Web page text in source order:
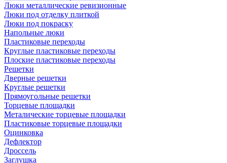
Люки металлические ревизионные
Люки под отделку плиткой
Люки под покраску
Напольные люки
Пластиковые переходы
Круглые пластиковые переходы
Плоские пластиковые переходы
Решетки
Дверные решетки
Круглые решетки
Прямоугольные решетки
Торцевые площадки
Металические торцевые площадки
Пластиковые торцевые площадки
Оцинковка
Дефлектор
Дроссель
Заглушка